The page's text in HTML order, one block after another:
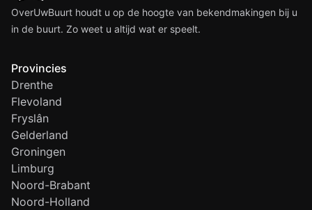
OverUwBuurt houdt u op de hoogte van bekendmakingen bij u
in de buurt. Zo weet u altijd wat er speelt.
Provincies
Drenthe
Flevoland
Fryslân
Gelderland
Groningen
Limburg
Noord-Brabant
Noord-Holland